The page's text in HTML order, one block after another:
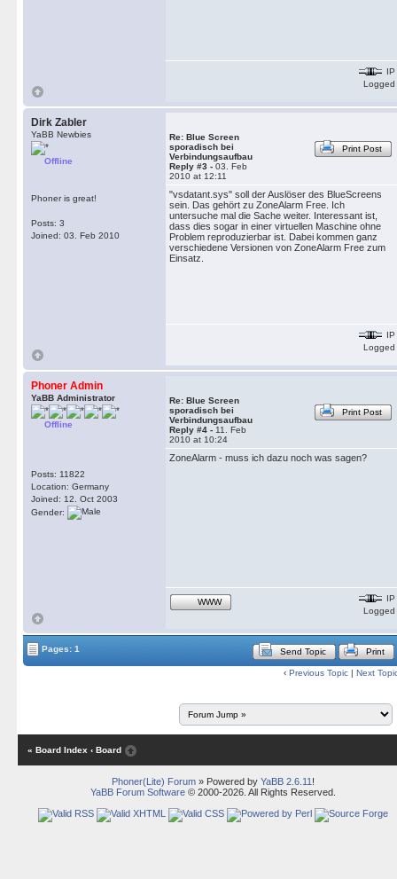
IP
Logged
Dirk Zabler
YaBB Newbies
Offline
Phoner is great!
Posts: 3
Joined: 03. Feb 2010
Re: Blue Screen
sporadisch bei
Verbindungsaufbau
Reply #3 - 03. Feb
2010 at 12:11
Print Post
"vsdatant.sys" soll der Auslöser des BlueScreens
sein. Das gehört zu ZoneAlarm Free. Ich
untersuche mal die Sache weiter. Interessant ist,
dass dies sogar in einer virtuellen Maschine ohne
Problem reproduzierbar ist. Dabei kommen ganz
verschiedene Versionen von ZoneAlarm Free zum
Einsatz.
IP
Logged
Phoner Admin
YaBB Administrator
Offline
Posts: 11822
Location: Germany
Joined: 12. Oct 2003
Gender:
Re: Blue Screen
sporadisch bei
Verbindungsaufbau
Reply #4 - 11. Feb
2010 at 10:24
Print Post
ZoneAlarm - muss ich dazu noch was sagen?
WWW
IP
Logged
Pages: 1 Send Topic Print
‹ Previous Topic | Next
« Board Index ‹ Board
Phoner(Lite) Forum» Powered by YaBB 2.6.11 !
YaBB Forum Software© 2000-2026. All Rights Reserved.